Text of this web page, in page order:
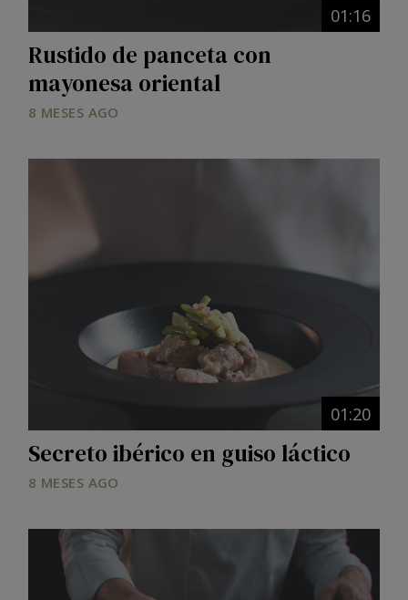
01:16
Rustido de panceta con
mayonesa oriental
8 MESES AGO
01:20
Secreto ibérico en guiso láctico
8 MESES AGO